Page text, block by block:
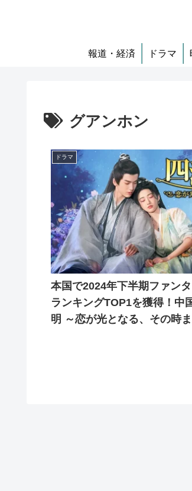
報道・経済 ドラマ
グアンホン
ドラマ
本国で2024年下半期ファン
ランキングTOP1を獲得！中
明 ～恋が光となる、その時ま